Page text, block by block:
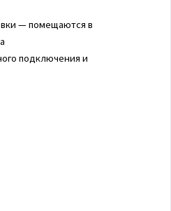
— помещаются в
подключения и